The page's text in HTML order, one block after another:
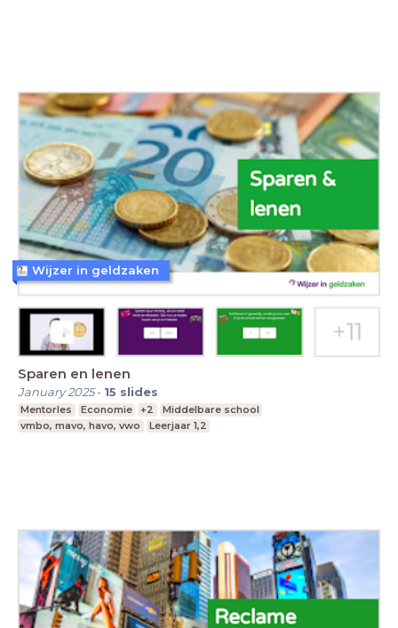
Sparen en lenen
January 2025- 15 slides
Mentorles Economie +2
Middelbare school
vmbo, mavo, havo, vwo
Leerjaar 1,2
Wijzer in geldzaken